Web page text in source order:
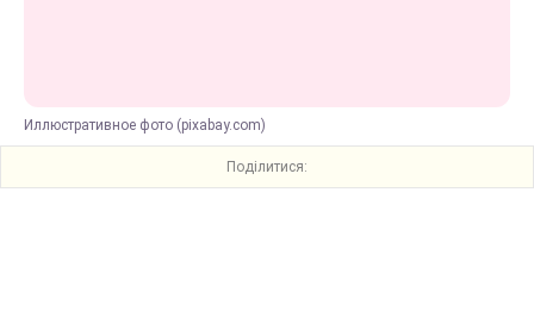
Иллюстративное фото (pixabay.com)
Поділитися: